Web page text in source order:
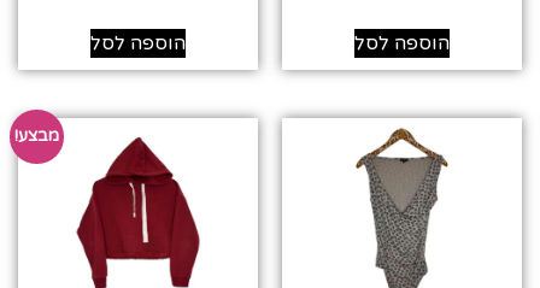
הוספה לסל הוספה לסל
מבצע!